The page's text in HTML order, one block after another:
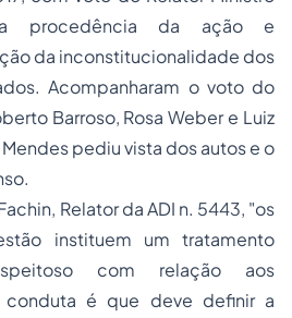
procedência da ação e
da inconstitucionalidade dos
Acompanharam o voto do
Barroso, Rosa Weber e Luiz
pediu vista dos autos e o
Relator da ADI n. 5443, "os
instituem um tratamento
com relação aos
conduta é que deve definir a